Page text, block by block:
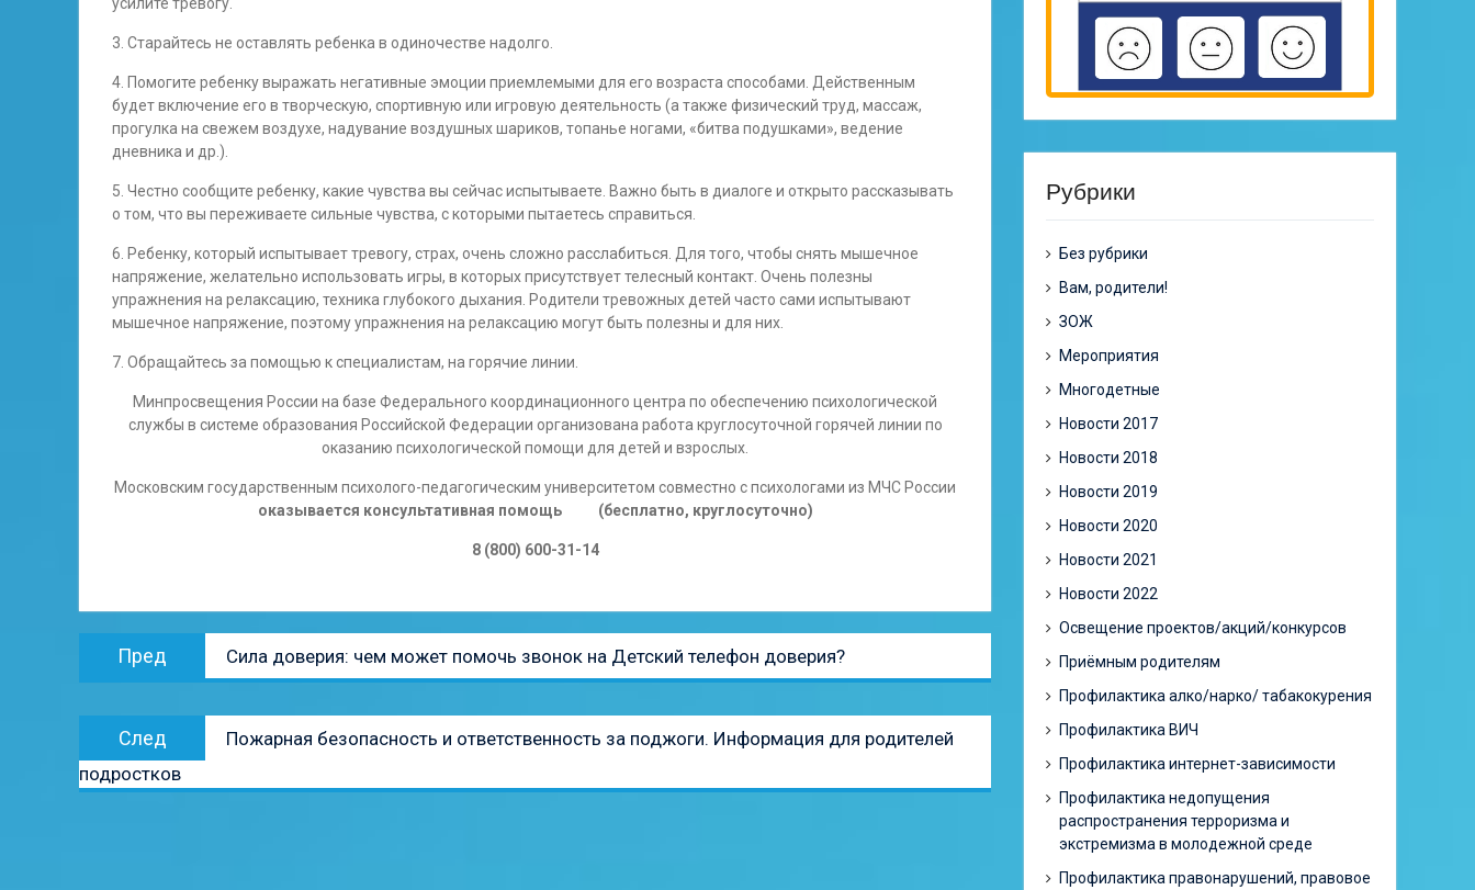
3. Старайтесь не оставлять ребенка в одиночестве надолго.
4. Помогите ребенку выражать негативные эмоции приемлемыми для его возраста способами. Действенным
будет включение его в творческую, спортивную или игровую деятельность (а также физический труд, массаж,
прогулка на свежем воздухе, надувание воздушных шариков, топанье ногами, «битва подушками», ведение
дневника и др.).
5. Честно сообщите ребенку, какие чувства вы сейчас испытываете. Важно быть в диалоге и открыто рассказывать
о том, что вы переживаете сильные чувства, с которыми пытаетесь справиться.
6. Ребенку, который испытывает тревогу, страх, очень сложно расслабиться. Для того, чтобы снять мышечное
напряжение, желательно использовать игры, в которых присутствует телесный контакт. Очень полезны
упражнения на релаксацию, техника глубокого дыхания. Родители тревожных детей часто сами испытывают
мышечное напряжение, поэтому упражнения на релаксацию могут быть полезны и для них.
7. Обращайтесь за помощью к специалистам, на горячие линии.
Минпросвещения России на базе Федерального координационного центра по обеспечению психологической
службы в системе образования Российской Федерации организована работа круглосуточной горячей линии по
оказанию психологической помощи для детей и взрослых.
Московским государственным психолого-педагогическим университетом совместно с психологами из МЧС России
оказывается консультативная помощь (бесплатно, круглосуточно)
8 (800) 600-31-14
Навигация
Пред
Предыдущая
запись:
Сила доверия: чем может помочь звонок на Детский телефон доверия?
След
Следующая
запись:
Пожарная безопасность и ответственность за поджоги. Информация для родителей
подростков
Рубрики
Без рубрики
Вам, родители!
ЗОЖ
Мероприятия
Многодетные
Новости 2017
Новости 2018
Новости 2019
Новости 2020
Новости 2021
Новости 2022
Освещение проектов/акций/конкурсов
Приёмным родителям
Профилактика алко/нарко/ табакокурения
Профилактика ВИЧ
Профилактика интернет-зависимости
Профилактика недопущения
распространения терроризма и
экстремизма в молодежной среде
Профилактика правонарушений, правовое